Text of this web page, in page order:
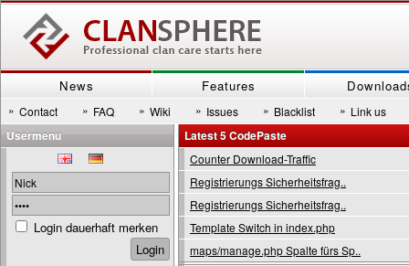
News Features
» Contact » FAQ » Wiki » Issues » Blacklist » Link us
Latest 5 CodePaste
Counter Download-Traffic
Registrierungs Sicherheitsfrag..
Registrierungs Sicherheitsfrag..
Template Switch in index.php
maps/manage.php Spalte fürs Sp..
Usermenu
Login dauerhaft merken